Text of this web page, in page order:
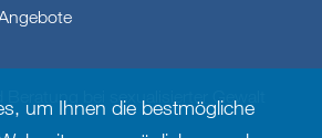
Beratung bei sexualisierter Gewalt
um Ihnen die bestmögliche